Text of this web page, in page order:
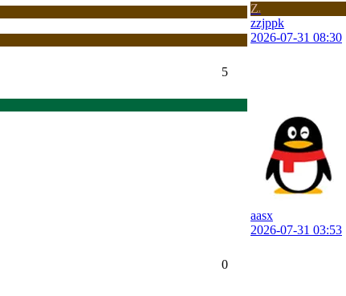
Zz
zzjppk
2026-07-31 08:30
5
aasx
2026-07-31 03:53
0